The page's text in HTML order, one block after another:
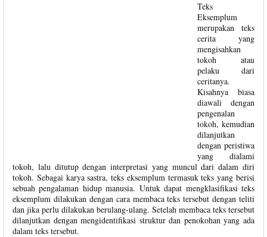
Teks
Eksemplum
merupakan teks
cerita yang
mengisahkan
tokoh atau
pelaku dari
ceritanya.
Kisahnya biasa
diawali dengan
pengenalan
tokoh, kemudian
dilanjutkan
dengan peristiwa
yang dialami
tokoh, lalu ditutup dengan interpretasi yang muncul dari dalam diri
tokoh. Sebagai karya sastra, teks eksemplum termasuk teks yang berisi
sebuah pengalaman hidup manusia. Untuk dapat mengklasifikasi teks
eksemplum dilakukan dengan cara membaca teks tersebut dengan teliti
dan jika perlu dilakukan berulang-ulang. Setelah membaca teks tersebut
dilanjutkan dengan mengidentifikasi struktur dan penokohan yang ada
dalam teks tersebut.